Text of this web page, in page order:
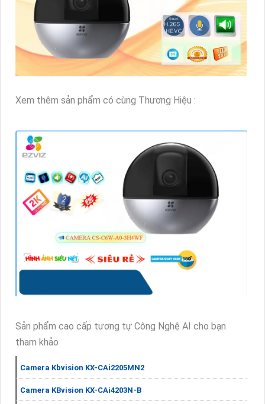
Xem thêm sản phẩm có cùng Thương Hiệu :
Sản phẩm cao cấp tương tự Công Nghệ AI cho bạn
tham khảo
Camera Kbvision KX-CAi2205MN2
Camera KBvision KX-CAi4203N-B